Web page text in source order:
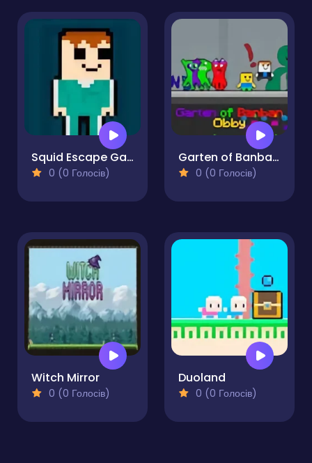
Squid Escape Game
0 (0 Голосів)
Garten of Banban Obby
0 (0 Голосів)
Witch Mirror
0 (0 Голосів)
Duoland
0 (0 Голосів)